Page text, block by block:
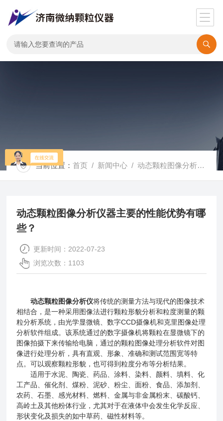
当前位置：首页 / 新闻中心 / 动态颗粒图像分析仪器主要的性能优势有哪些？
动态颗粒图像分析仪器主要的性能优势有哪
些？
更新时间：2022-07-23
浏览次数：1103
动态颗粒图像分析仪将传统的测量方法与现代的图像技术
相结合，是一种采用图像法进行颗粒形貌分析和粒度测量的颗
粒分析系统，由光学显微镜、数字CCD摄像机和克里图像处理
分析软件组成。该系统通过的数字摄像机将颗粒在显微镜下的
图像拍摄下来传输给电脑，通过的颗粒图像处理分析软件对图
像进行处理分析，具有直观、形象、准确和测试范围宽等特
点。可以观察颗粒形貌，也可得到粒度分布等分析结果。
适用于水泥、陶瓷、药品、涂料、染料、颜料、填料、化
工产品、催化剂、煤粉、泥砂、粉尘、面粉、食品、添加剂、
农药、石墨、感光材料、燃料、金属与非金属粉末、碳酸钙、
高岭土及其他粉体行业，尤其对于在液体中会发生化学反应、
形状变化及损失的如中草药、磁性材料等。